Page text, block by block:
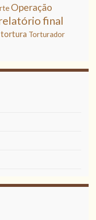
Operação
final
tortura Torturador